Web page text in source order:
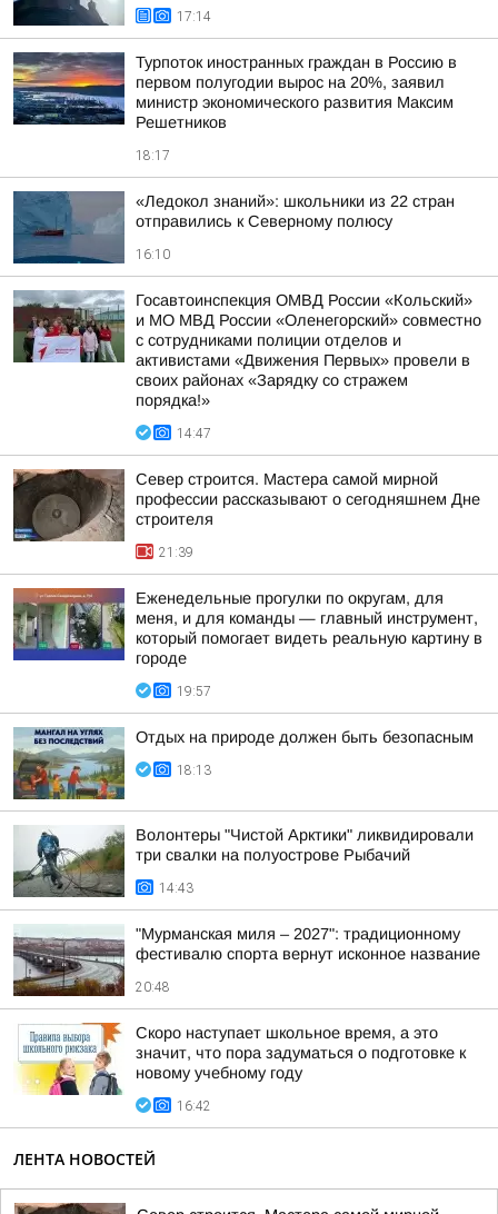
17:14
Турпоток иностранных граждан в Россию в
первом полугодии вырос на 20%, заявил
министр экономического развития Максим
Решетников
18:17
«Ледокол знаний»: школьники из 22 стран
отправились к Северному полюсу
16:10
Госавтоинспекция ОМВД России «Кольский»
и МО МВД России «Оленегорский» совместно
с сотрудниками полиции отделов и
активистами «Движения Первых» провели в
своих районах «Зарядку со стражем
порядка!»
14:47
Север строится. Мастера самой мирной
профессии рассказывают о сегодняшнем Дне
строителя
21:39
Еженедельные прогулки по округам, для
меня, и для команды — главный инструмент,
который помогает видеть реальную картину в
городе
19:57
Отдых на природе должен быть безопасным
18:13
Волонтеры "Чистой Арктики" ликвидировали
три свалки на полуострове Рыбачий
14:43
"Мурманская миля – 2027": традиционному
фестивалю спорта вернут исконное название
20:48
Скоро наступает школьное время, а это
значит, что пора задуматься о подготовке к
новому учебному году
16:42
ЛЕНТА НОВОСТЕЙ